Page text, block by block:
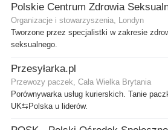
Organizacje i stowarzyszenia, Londyn
Tworzone przez specjalistki w zakresie
seksualnego.
Przesyłarka.pl
Przewozy paczek, Cała Wielka Brytania
Porównywarka usług kurierskich. Tanie
UK⇆Polska u liderów.